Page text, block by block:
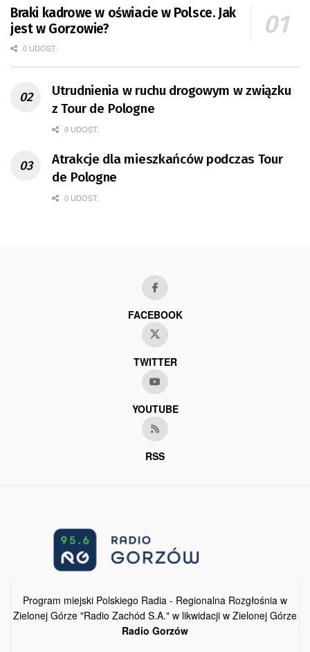
Braki kadrowe w oświacie w Polsce. Jak
jest w Gorzowie?
0 UDOST.
Utrudnienia w ruchu drogowym w związku
z Tour de Pologne
0 UDOST.
Atrakcje dla mieszkańców podczas Tour
de Pologne
0 UDOST.
FACEBOOK
TWITTER
YOUTUBE
RSS
Program miejski Polskiego Radia - Regionalna Rozgłośnia w
Zielonej Górze "Radio Zachód S.A." w likwidacji w Zielonej Górze
Radio Gorzów